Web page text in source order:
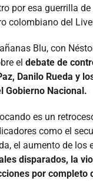
por esa guerrilla
colombiano del
Blu, con
el debate de
Danilo Rueda y
Gobierno Nacional.
es un
como el
el aumento de los
disparados, la
por completo